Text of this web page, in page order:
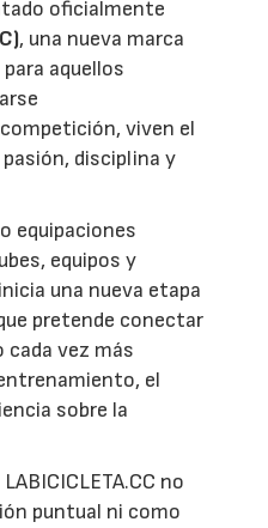
oficialmente
, una nueva marca
aquellos
viven el
disciplina y
equipaciones
equipos y
una nueva etapa
pretende conectar
cada vez más
el
sobre la
no
puntual ni como